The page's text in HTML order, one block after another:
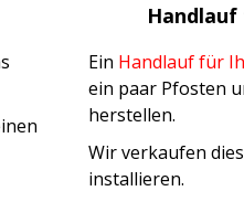
Ein Handlauf für
ein paar Pfosten
herstellen.
Wir verkaufen
installieren.